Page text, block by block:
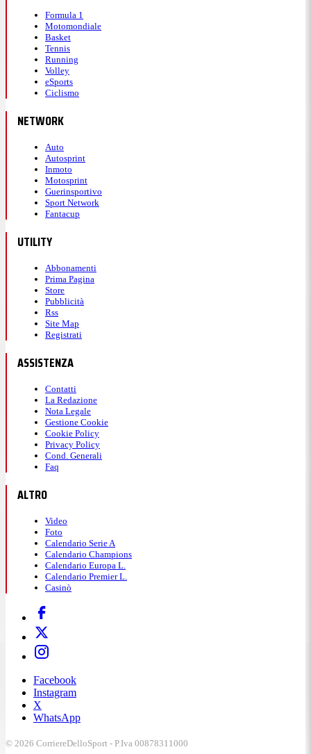
Formula 1
Motomondiale
Basket
Tennis
Running
Volley
eSports
Ciclismo
NETWORK
Auto
Autosprint
Inmoto
Motosprint
Guerinsportivo
Sport Network
Fantacup
UTILITY
Abbonamenti
Prima Pagina
Store
Pubblicità
Rss
Site Map
Registrati
ASSISTENZA
Contatti
La Redazione
Nota Legale
Gestione Cookie
Cookie Policy
Privacy Policy
Cond. Generali
Faq
ALTRO
Video
Foto
Calendario Serie A
Calendario Champions
Calendario Europa L.
Calendario Premier L.
Casinò
Facebook
Instagram
X
WhatsApp
© 2026 CorriereDelloSport - P.Iva 00878311000